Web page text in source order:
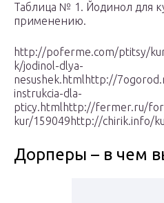
Таблица № 1. Йодинол для
применению.
http://poferme.com/ptitsy/
k/jodinol-dlya-
nesushek.htmlhttp://
instrukcia-dla-
pticy.htmlhttp://fermer.ru/
kur/159049http://chirik.info/
Дорперы – в чем